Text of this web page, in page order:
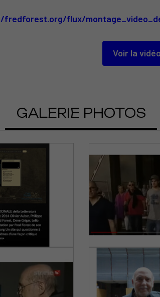
flux/
Voir la vidéo
www.youtube.com/
Voir la vidéo
GALERIE PHOTOS